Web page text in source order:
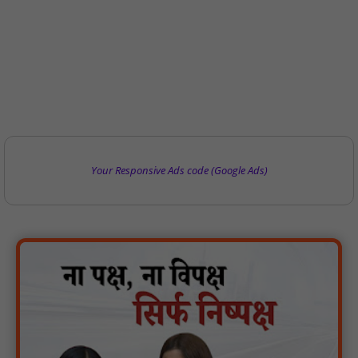
Your Responsive Ads code (Google Ads)
पारस पोर्टल से होगी योजनाओं की नियमित समीक्षा, मुख्यमंत्री विष्णुदेव साय ने
दिए समयबद्ध क्रियान्वयन के निर्देश : NN81
सोलर हाई मास्ट से रोशन हो रहे वनांचल के गांव, नियद नेल्लानार ग्रामों में बढ़ी